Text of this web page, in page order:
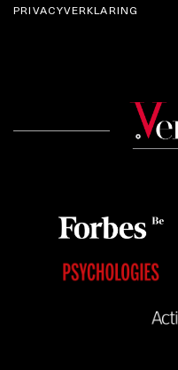
PRIVACYVERKLARING